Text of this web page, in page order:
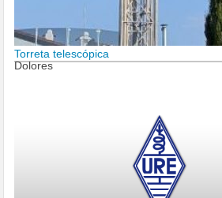
Torreta telescópica
Dolores